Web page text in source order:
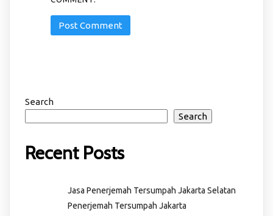
Search
Search
Recent Posts
Jasa Penerjemah Tersumpah Jakarta Selatan
Penerjemah Tersumpah Jakarta